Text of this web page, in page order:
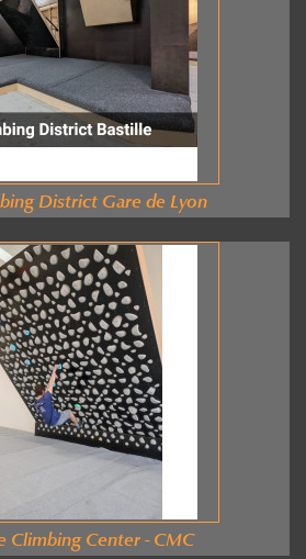
District Gare de Lyon
Climbing Center - CMC